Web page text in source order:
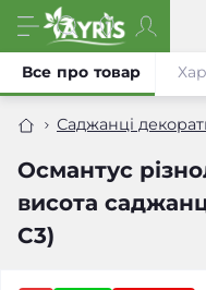
Саджанці
Османтус
висота
С3)
Все про товар